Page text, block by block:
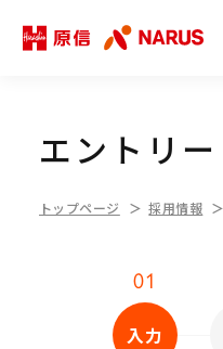
エントリー
トップページ 採用情報
01
入力